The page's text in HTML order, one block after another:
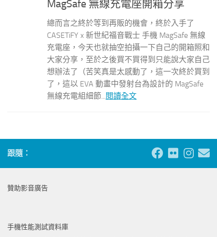
MagSafe 無線充電座開箱分享
總而言之終於等到再販的機會，終於入手了
CASETiFY x 新世紀福音戰士 手機 MagSafe 無線
充電座，今天也就抽空拍攝一下自己的開箱照和
大家分享，至於之後買不買得到只能說大家自己
想辦法了（苦笑真是太感動了，這一次終於買到
了，這以 EVA 動畫中發射台為設計的 MagSafe
無線充電組細節...閱讀全文
跟隨：
贊助影音廣告
手機性能測試資料庫